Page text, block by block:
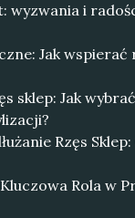
wyzwania i
Jak
sklep: Jak
Rzęs
Rola w